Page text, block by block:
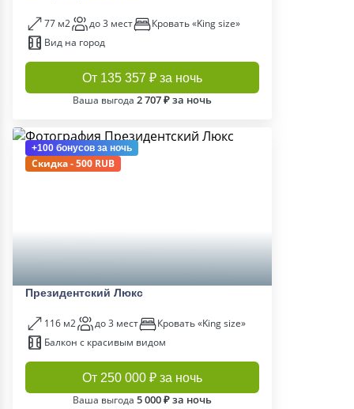
77 м2 до 3 мест
Кровать «King size»
Вид на город
От 135 357 ₽ за ночь
Ваша выгода 2 707 ₽ за ночь
+100 бонусов за ночь
Скидка - 500 RUB
Президентский Люкс
116 м2 до 3 мест
Кровать «King size»
Балкон с красивым видом
От 250 000 ₽ за ночь
Ваша выгода 5 000 ₽ за ночь